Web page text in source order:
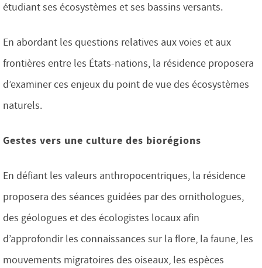
étudiant ses écosystèmes et ses bassins versants.
En abordant les questions relatives aux voies et aux
frontières entre les États-nations, la résidence proposera
d’examiner ces enjeux du point de vue des écosystèmes
naturels.
Gestes vers une culture des biorégions
En défiant les valeurs anthropocentriques, la résidence
proposera des séances guidées par des ornithologues,
des géologues et des écologistes locaux afin
d’approfondir les connaissances sur la flore, la faune, les
mouvements migratoires des oiseaux, les espèces